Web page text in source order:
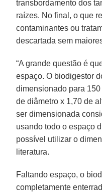
transbordamento dos
raízes. No final, o que
contaminantes ou
descartada sem
“A grande questão é
espaço. O biodigestor
dimensionado para
de diâmetro x 1,70 de
ser dimensionada
usando todo o espaço
possível utilizar o
literatura.
Faltando espaço, o
completamente